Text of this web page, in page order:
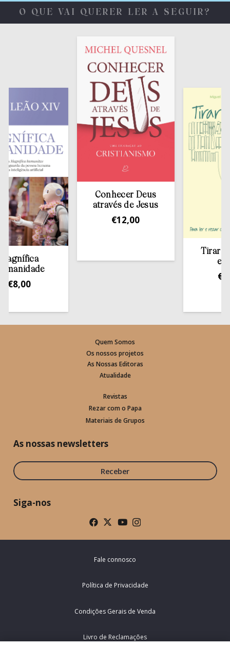
O QUE VAI QUERER LER A SEGUIR?
Conhecer Deus
através de Jesus
12,00
Tirar a
estante
13,50
Quem Somos
Os nossos projetos
As Nossas Editoras
Atualidade
Revistas
Rezar com o Papa
Materiais de Grupos
As nossas newsletters
Receber
Siga-nos
Fale connosco
Política de Privacidade
Condições Gerais de Venda
Livro de Reclamações